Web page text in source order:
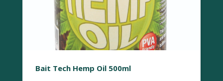
Bait Tech Hemp Oil 500ml